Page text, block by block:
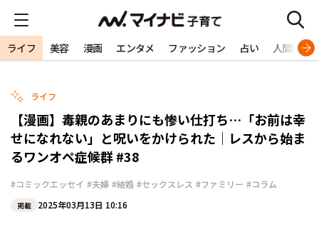
ライフ 美容 漫画 エンタメ ファッション 占い 人間関係
ライフ
【漫画】毒親のあまりにも惨い仕打ち…「お前は幸
せになれない」と呪いをかけられた｜レスから始ま
るワンオペ症候群 #38
#コミックエッセイ #夫婦 #結婚 #セックスレス #ファミリー #コラム
掲載 2025年03月13日 10:16